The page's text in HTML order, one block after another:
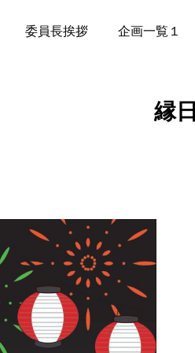
委員長挨拶 企画一覧１
縁日